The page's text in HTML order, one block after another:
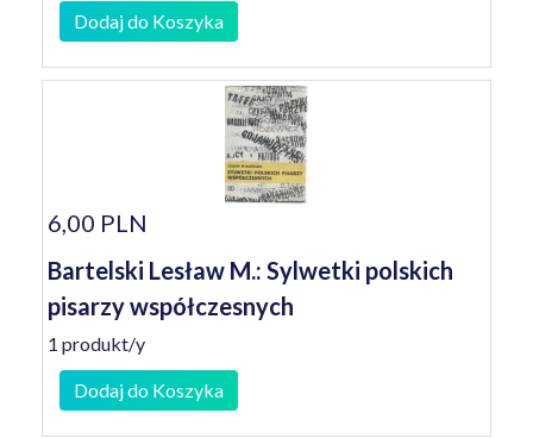
Dodaj do Koszyka
6,00 PLN
Bartelski Lesław M.: Sylwetki polskich
pisarzy współczesnych
1 produkt/y
Dodaj do Koszyka